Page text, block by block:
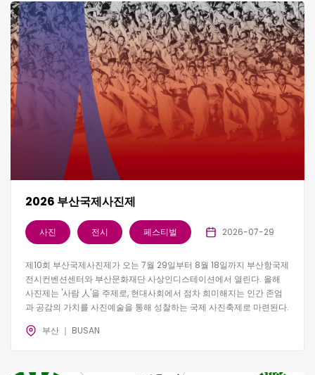
2026 부산국제사진제
사진 전시 페스티벌 2026-07-29
제10회 부산국제사진제가 오는 7월 29일부터 8월 18일까지 부산항국제
전시컨벤션센터와 부산문화재단 사상인디스테이션에서 열린다. 올해
사진제는 '사람 人'을 주제로, 현대사회에서 점차 희미해지는 인간 존엄
과 공감의 가치를 사진예술을 통해 성찰하는 국제 사진축제로 마련된다.
부산 ｜ BUSAN